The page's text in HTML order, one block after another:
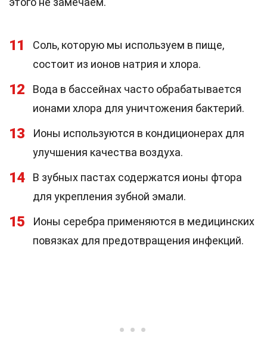
11
Соль, которую мы используем в пище,
состоит из ионов натрия и хлора.
12
Вода в бассейнах часто обрабатывается
ионами хлора для уничтожения бактерий.
13
Ионы используются в кондиционерах для
улучшения качества воздуха.
14
В зубных пастах содержатся ионы фтора
для укрепления зубной эмали.
15
Ионы серебра применяются в медицинских
повязках для предотвращения инфекций.